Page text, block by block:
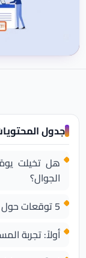
جدول
هل تخيلت
الجوال؟
5 توقعات حول مستقبل تطوير تطبيقات الجوال
أولاً: تجربة